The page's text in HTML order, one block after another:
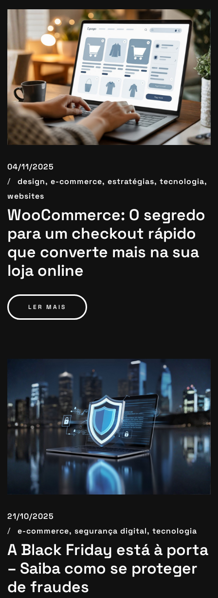
04/11/2025
design, e-commerce, estratégias, tecnologia,
websites
WooCommerce: O segredo
para um checkout rápido
que converte mais na sua
loja online
LER MAIS
21/10/2025
e-commerce, segurança digital, tecnologia
A Black Friday está à porta
– Saiba como se proteger
de fraudes